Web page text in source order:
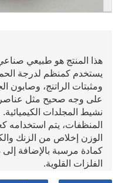
هذا المنتج هو طبيعي
يستخدم كمنظم لدرجة
ومثبتات الراتنج، وصابون
على وجه صحيح مثل
نشيط المجلدات
المنظفات، يتم استخدامه
الوزن إخلاص من الزنك
كمادة مرسبة بالإضافة
الفلزات القلوية.